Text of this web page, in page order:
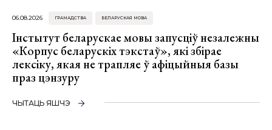
06.08.2026 ГРАМАДСТВА БЕЛАРУСКАЯ МОВА
Інстытут беларускае мовы запусціў незалежны
«Корпус беларускіх тэкстаў», які збірае
лексіку, якая не трапляе ў афіцыйныя базы
праз цэнзуру
ЧЫТАЦЬ ЯШЧЭ